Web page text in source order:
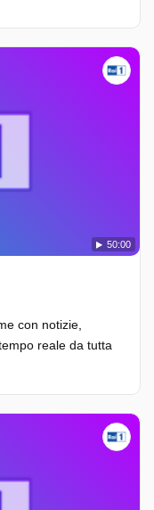
50:00
con notizie,
reale da tutta